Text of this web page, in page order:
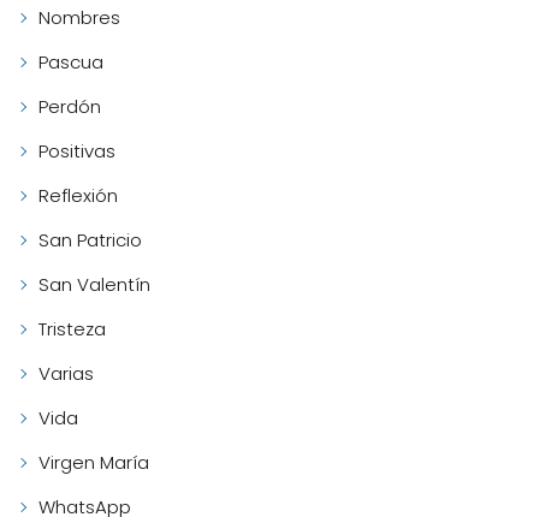
Nombres
Pascua
Perdón
Positivas
Reflexión
San Patricio
San Valentín
Tristeza
Varias
Vida
Virgen María
WhatsApp